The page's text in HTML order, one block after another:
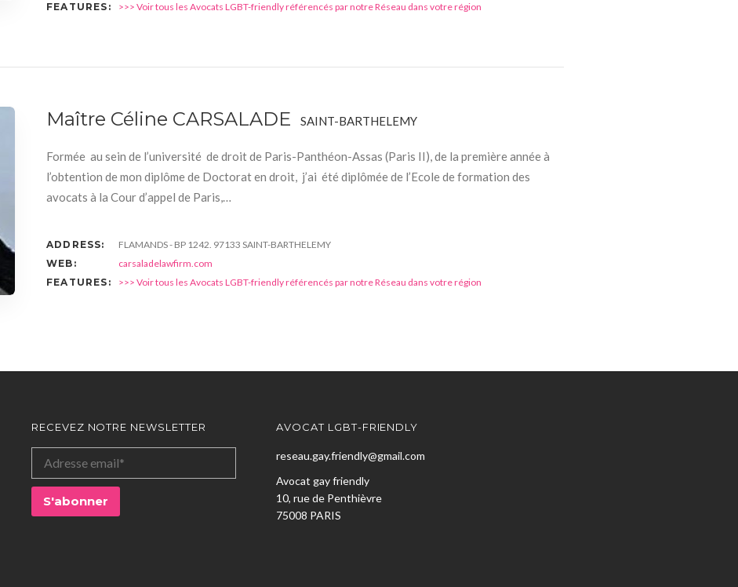
FEATURES:
>>> Voir tous les Avocats LGBT-friendly référencés par notre Réseau dans votre région
Maître Céline CARSALADE SAINT-BARTHELEMY
Formée au sein de l’université de droit de Paris-Panthéon-Assas (Paris II), de la première année à
l’obtention de mon diplôme de Doctorat en droit, j’ai été diplômée de l’Ecole de formation des
avocats à la Cour d’appel de Paris,…
ADDRESS:
FLAMANDS - BP 1242. 97133 SAINT-BARTHELEMY
WEB:
carsaladelawfirm.com
FEATURES:
>>> Voir tous les Avocats LGBT-friendly référencés par notre Réseau dans votre région
RECEVEZ NOTRE NEWSLETTER AVOCAT LGBT-FRIENDLY
reseau.gay.friendly@gmail.com
Avocat gay friendly
10, rue de Penthièvre
75008 PARIS